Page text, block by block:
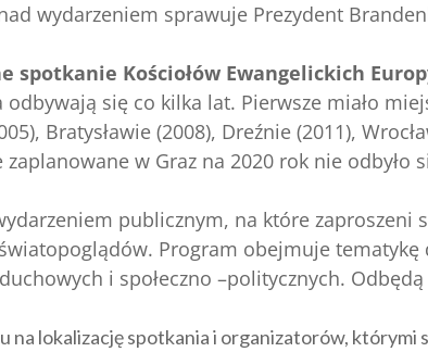
wydarzeniem sprawuje Prezydent
spotkanie Kościołów Ewangelickich
odbywają się co kilka lat. Pierwsze miało
Bratysławie (2008), Dreźnie (2011),
zaplanowane w Graz na 2020 rok nie odbyło
publicznym, na które zaproszeni
Program obejmuje tematykę
i społeczno –politycznych.
na lokalizację spotkania i organizatorów, którymi